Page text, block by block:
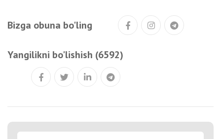
Bizga obuna bo'ling
Yangilikni bo'lishish (6592)